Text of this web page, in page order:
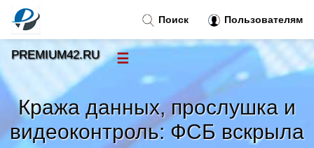
Кража данных, прослушка и
видеоконтроль: ФСБ вскрыла
Поиск Пользователям
PREMIUM42.RU ☰
Тренды новостей»